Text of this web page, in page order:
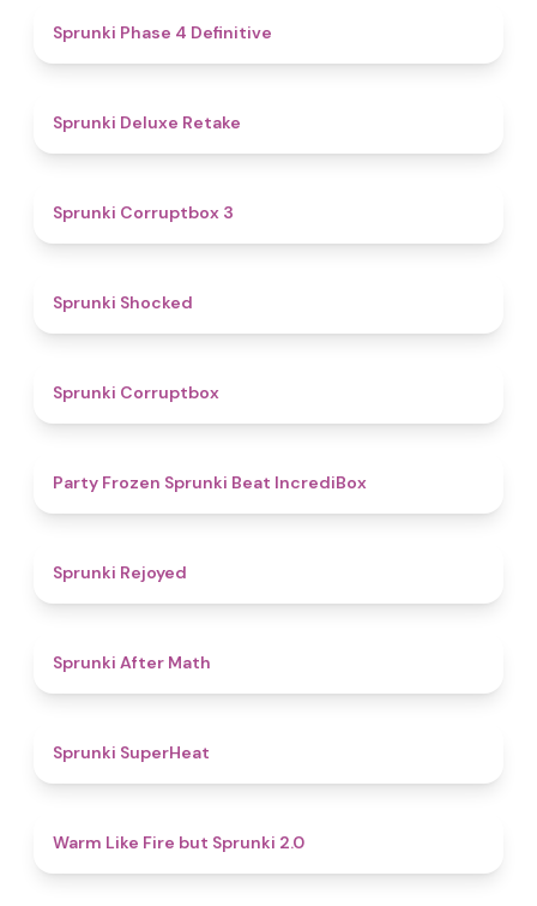
Sprunki Phase 4 Definitive
Sprunki Deluxe Retake
Sprunki Corruptbox 3
Sprunki Shocked
Sprunki Corruptbox
Party Frozen Sprunki Beat IncrediBox
Sprunki Rejoyed
Sprunki After Math
Sprunki SuperHeat
Warm Like Fire but Sprunki 2.0